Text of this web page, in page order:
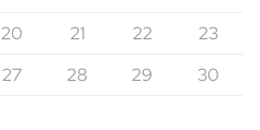
20 21 22
23
27 28 29
30